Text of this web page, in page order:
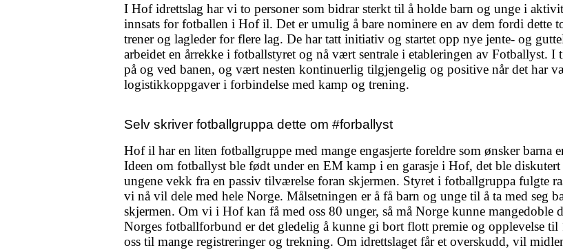
I Hof idrettslag har vi to personer som bidrar sterkt til å holde barn og unge i
innsats for fotballen i Hof il. Det er umulig å bare nominere en av dem fordi dette
trener og lagleder for flere lag. De har tatt initiativ og startet opp nye jente- og
arbeidet en årrekke i fotballstyret og nå vært sentrale i etableringen av Fotballyst.
på og ved banen, og vært nesten kontinuerlig tilgjengelig og positive når det har
logistikkoppgaver i forbindelse med kamp og trening.
Selv skriver fotballgruppa dette om #forballyst
Hof il har en liten fotballgruppe med mange engasjerte foreldre som ønsker barna
Ideen om fotballyst ble født under en EM kamp i en garasje i Hof, det ble
ungene vekk fra en passiv tilværelse foran skjermen. Styret i fotballgruppa fulgte
vi nå vil dele med hele Norge. Målsetningen er å få barn og unge til å ta med seg
skjermen. Om vi i Hof kan få med oss 80 unger, så må Norge kunne mangedoble
Norges fotballforbund er det gledelig å kunne gi bort flott premie og opplevelse
oss til mange registreringer og trekning. Om idrettslaget får et overskudd, vil